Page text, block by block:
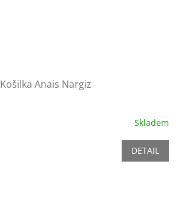
Košilka Anais Nargiz
Skladem
DETAIL